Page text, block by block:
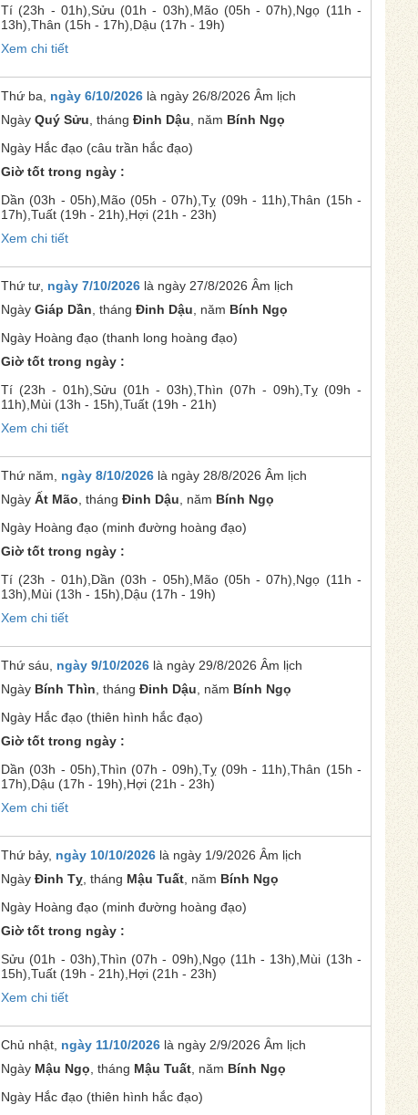
Tí (23h - 01h), Sửu (01h - 03h), Mão(05h - 07h), Ngọ (11h -
13h), Thân (15h - 17h), Dậu (17h - 19h)
Xem chi tiết
Thứ ba, ngày 6/10/2026 là ngày 26/8/2026 Âm lịch
Ngày Quý Sửu , tháng Đinh Dậu , năm Bính Ngọ
Ngày Hắc đạo (câu trần hắc đạo)
Giờ tốt trong ngày :
Dần (03h - 05h), Mão (05h - 07h),Tỵ (09h - 11h),Thân (15h -
17h), Tuất (19h - 21h), Hợi (21h - 23h)
Xem chi tiết
Thứ tư, ngày 7/10/2026 là ngày 27/8/2026 Âm lịch
Ngày Giáp Dần , tháng Đinh Dậu , năm Bính Ngọ
Ngày Hoàng đạo (thanh long hoàng đạo)
Giờ tốt trong ngày :
Tí (23h - 01h), Sửu (01h - 03h), Thìn (07h - 09h), Tỵ (09h -
11h), Mùi (13h - 15h), Tuất (19h - 21h)
Xem chi tiết
Thứ năm, ngày 8/10/2026 là ngày 28/8/2026 Âm lịch
Ngày Ất Mão , tháng Đinh Dậu , năm Bính Ngọ
Ngày Hoàng đạo (minh đường hoàng đạo)
Giờ tốt trong ngày :
Tí (23h - 01h), Dần (03h - 05h), Mão(05h - 07h), Ngọ (11h -
13h), Mùi (13h - 15h), Dậu (17h - 19h)
Xem chi tiết
Thứ sáu, ngày 9/10/2026 là ngày 29/8/2026 Âm lịch
Ngày Bính Thìn , tháng Đinh Dậu , năm Bính Ngọ
Ngày Hắc đạo (thiên hình hắc đạo)
Giờ tốt trong ngày :
Dần (03h - 05h), Thìn (07h - 09h), Tỵ(09h - 11h),Thân (15h -
17h), Dậu (17h - 19h), Hợi (21h - 23h)
Xem chi tiết
Thứ bảy, ngày 10/10/2026 là ngày 1/9/2026 Âm lịch
Ngày Đinh Tỵ , tháng Mậu Tuất , năm Bính Ngọ
Ngày Hoàng đạo (minh đường hoàng đạo)
Giờ tốt trong ngày :
Sửu (01h - 03h), Thìn (07h - 09h), Ngọ(11h - 13h), Mùi (13h -
15h), Tuất (19h - 21h), Hợi (21h - 23h)
Xem chi tiết
Chủ nhật, ngày 11/10/2026 là ngày 2/9/2026 Âm lịch
Ngày Mậu Ngọ , tháng Mậu Tuất , năm Bính Ngọ
Ngày Hắc đạo (thiên hình hắc đạo)